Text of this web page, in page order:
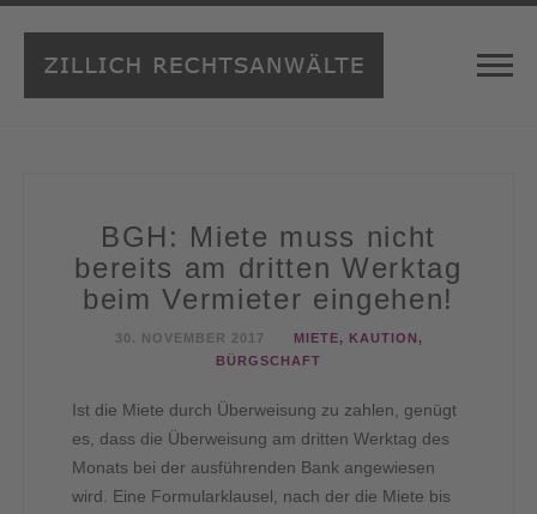
BGH: Miete muss nicht
bereits am dritten Werktag
beim Vermieter eingehen!
30. NOVEMBER 2017
MIETE, KAUTION,
BÜRGSCHAFT
Ist die Miete durch Überweisung zu zahlen, genügt
es, dass die Überweisung am dritten Werktag des
Monats bei der ausführenden Bank angewiesen
wird. Eine Formularklausel, nach der die Miete bis